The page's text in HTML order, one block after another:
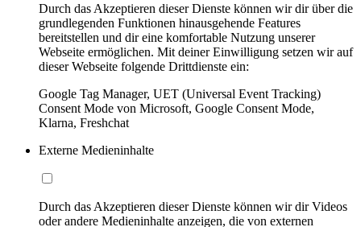
Durch das Akzeptieren dieser Dienste können wir dir über die
grundlegenden Funktionen hinausgehende Features
bereitstellen und dir eine komfortable Nutzung unserer
Webseite ermöglichen. Mit deiner Einwilligung setzen wir auf
dieser Webseite folgende Drittdienste ein:
Google Tag Manager, UET (Universal Event Tracking)
Consent Mode von Microsoft, Google Consent Mode,
Klarna, Freshchat
Externe Medieninhalte
Durch das Akzeptieren dieser Dienste können wir dir Videos
oder andere Medieninhalte anzeigen, die von externen